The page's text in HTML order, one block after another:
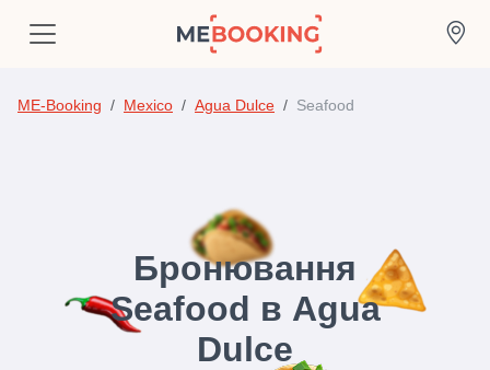
ME-Booking Mexico Agua Dulce Seafood
Бронювання
Seafood в Agua
Dulce